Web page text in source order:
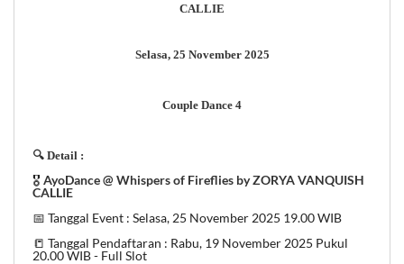
CALLIE
Selasa, 25 November 2025
Couple Dance 4
🔍 Detail :
🎖️ AyoDance @ Whispers of Fireflies by ZORYA VANQUISH
CALLIE
📅 Tanggal Event : Selasa, 25 November 2025 19.00 WIB
📒 Tanggal Pendaftaran : Rabu, 19 November 2025 Pukul
20.00 WIB - Full Slot